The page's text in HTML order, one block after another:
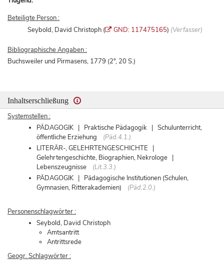
Beteiligte Person :
Seybold, David Christoph (
GND: 117475165) (Verfasser)
Bibliographische Angaben :
Buchsweiler und Pirmasens, 1779 (2°, 20 S.)
Inhaltserschließung
Systemstellen :
PÄDAGOGIK | Praktische Pädagogik | Schulunterricht,
öffentliche Erziehung
(Päd.4.1.)
LITERÄR-, GELEHRTENGESCHICHTE |
Gelehrtengeschichte, Biographien, Nekrologe |
Lebenszeugnisse
(Lit.3.3.)
PÄDAGOGIK | Pädagogische Institutionen (Schulen,
Gymnasien, Ritterakademien)
(Päd.2.0.)
Personenschlagwörter :
Seybold, David Christoph
Amtsantritt
Antrittsrede
Geogr. Schlagwörter :